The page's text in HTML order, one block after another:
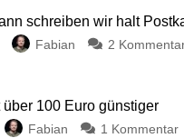
schreiben wir halt
Fabian 2
100 Euro günstiger
Fabian 1 Kommentar